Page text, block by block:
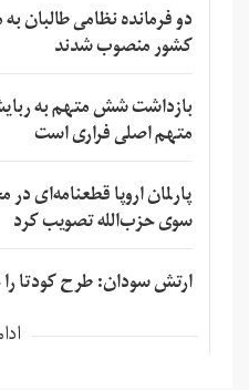
دو فرمانده نظامی طالبان
کشور منصوب شدند
بازداشت شش متهم به
متهم اصلی فراری است
پارلمان اروپا قطعنامه‌ای
سوی حزب‌الله تصویب کرد
ارتش سودان: طرح کودتا